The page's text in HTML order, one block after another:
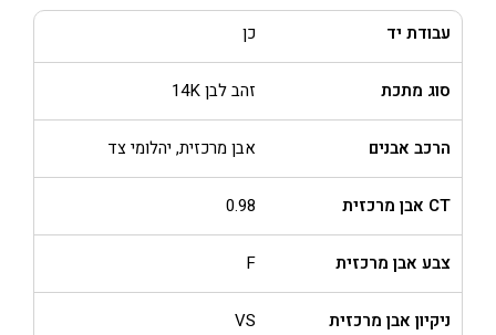
עבודת יד כן
סוג מתכת זהב לבן 14K
הרכב אבנים אבן מרכזית, יהלומי צד
CT אבן מרכזית 0.98
צבע אבן מרכזית F
ניקיון אבן מרכזית VS